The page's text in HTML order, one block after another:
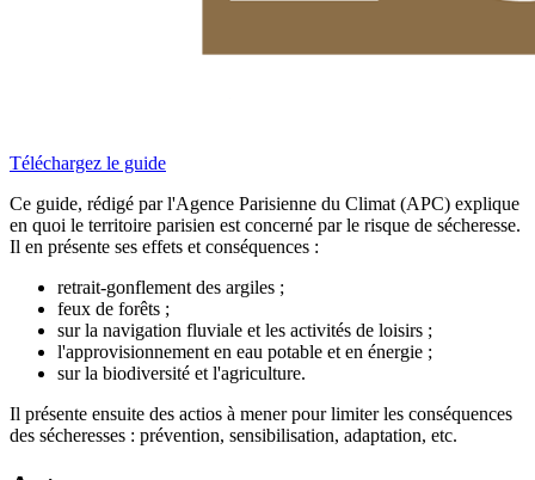
Téléchargez le guide
Ce guide, rédigé par l'Agence Parisienne du Climat (APC) explique
en quoi le territoire parisien est concerné par le risque de sécheresse.
Il en présente ses effets et conséquences :
retrait-gonflement des argiles ;
feux de forêts ;
sur la navigation fluviale et les activités de loisirs ;
l'approvisionnement en eau potable et en énergie ;
sur la biodiversité et l'agriculture.
Il présente ensuite des actios à mener pour limiter les conséquences
des sécheresses : prévention, sensibilisation, adaptation, etc.